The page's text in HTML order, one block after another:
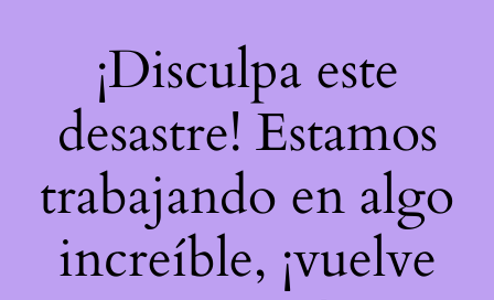
¡Disculpa este
desastre! Estamos
trabajando en algo
increíble, ¡vuelve